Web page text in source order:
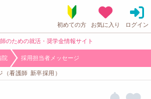
のための就活・奨学金情報サイト
院 採用担当者メッセージ
看護師 新卒採用）